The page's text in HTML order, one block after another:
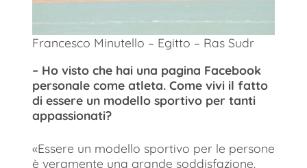
Francesco Minutello – Egitto – Ras Sudr
– Ho visto che hai una pagina Facebook
personale come atleta. Come vivi il fatto
di essere un modello sportivo per tanti
appassionati?
«Essere un modello sportivo per le persone
è veramente una grande soddisfazione.